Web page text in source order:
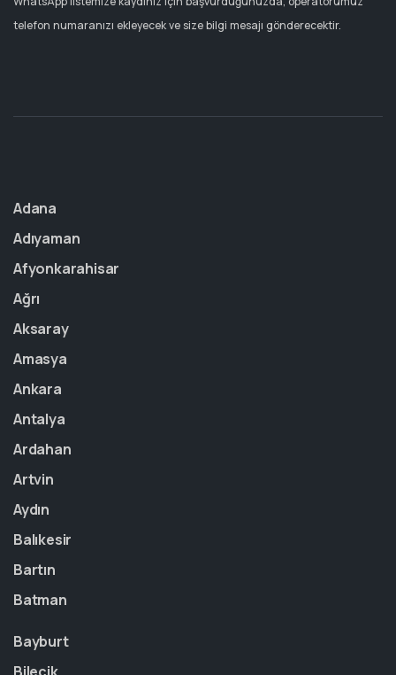
telefon numaranızı ekleyecek ve size bilgi mesajı gönderecektir.
Adana
Adıyaman
Afyonkarahisar
Ağrı
Aksaray
Amasya
Ankara
Antalya
Ardahan
Artvin
Aydın
Balıkesir
Bartın
Batman
Bayburt